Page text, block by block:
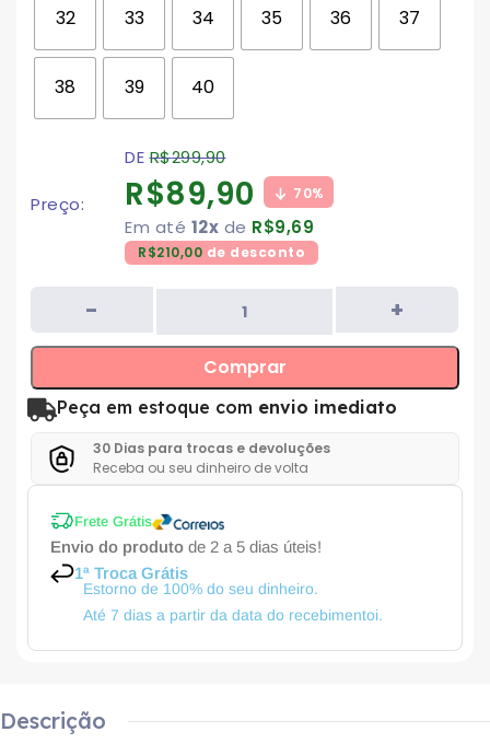
32 33 34 35 36 37
38 39 40
Preço:
DER$299,90
R$89,90 70%
Em até 12x de R$9,69
R$210,00 de desconto
Comprar
Peça em estoque com envio imediato
30 Dias para trocas e devoluções
Receba ou seu dinheiro de volta
Frete Grátis
Envio do produto de 2 a 5 dias úteis!
1ª Troca Grátis
Estorno de 100% do seu dinheiro.
Até 7 dias a partir da data do recebimentoi.
Descrição